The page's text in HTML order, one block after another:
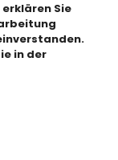
Sie
in der